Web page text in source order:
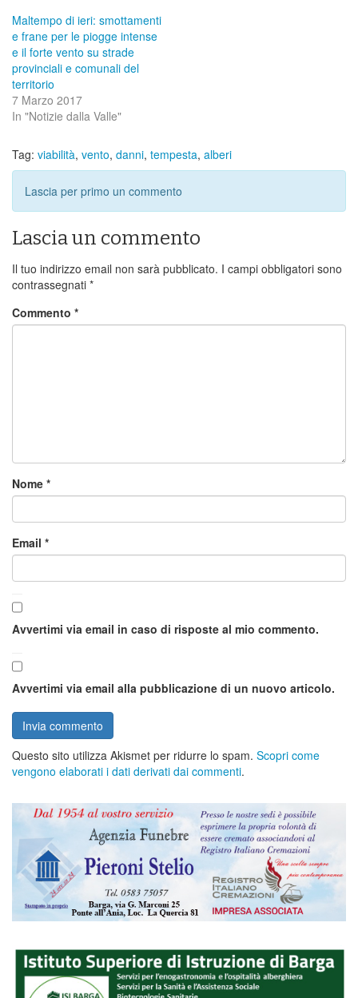
Maltempo di ieri: smottamenti
e frane per le piogge intense
e il forte vento su strade
provinciali e comunali del
territorio
7 Marzo 2017
In "Notizie dalla Valle"
Tag: viabilità, vento, danni, tempesta, alberi
Lascia per primo un commento
Lascia un commento
Il tuo indirizzo email non sarà pubblicato. I campi obbligatori sono
contrassegnati *
Commento *
Nome *
Email *
Avvertimi via email in caso di risposte al mio commento.
Avvertimi via email alla pubblicazione di un nuovo articolo.
Questo sito utilizza Akismet per ridurre lo spam. Scopri come
vengono elaborati i dati derivati dai commenti.